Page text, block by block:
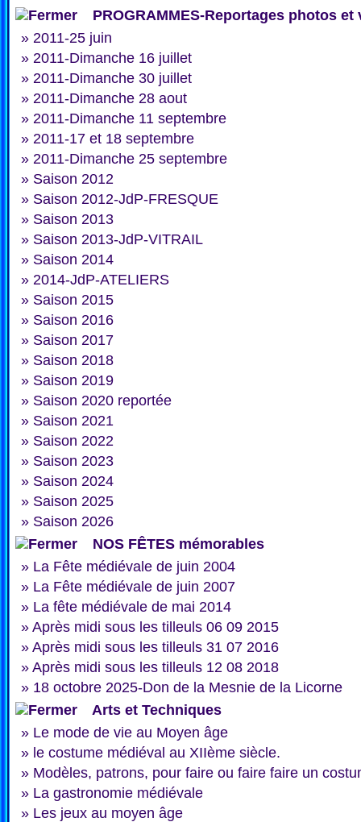
PROGRAMMES-Reportages photos et
» 2011-25 juin
» 2011-Dimanche 16 juillet
» 2011-Dimanche 30 juillet
» 2011-Dimanche 28 aout
» 2011-Dimanche 11 septembre
» 2011-17 et 18 septembre
» 2011-Dimanche 25 septembre
» Saison 2012
» Saison 2012-JdP-FRESQUE
» Saison 2013
» Saison 2013-JdP-VITRAIL
» Saison 2014
» 2014-JdP-ATELIERS
» Saison 2015
» Saison 2016
» Saison 2017
» Saison 2018
» Saison 2019
» Saison 2020 reportée
» Saison 2021
» Saison 2022
» Saison 2023
» Saison 2024
» Saison 2025
» Saison 2026
NOS FÊTES mémorables
» La Fête médiévale de juin 2004
» La Fête médiévale de juin 2007
» La fête médiévale de mai 2014
» Après midi sous les tilleuls 06 09 2015
» Après midi sous les tilleuls 31 07 2016
» Après midi sous les tilleuls 12 08 2018
» 18 octobre 2025-Don de la Mesnie de la Licorne
Arts et Techniques
» Le mode de vie au Moyen âge
» le costume médiéval au XIIème siècle.
» Modèles, patrons, pour faire ou faire faire un
» La gastronomie médiévale
» Les jeux au moyen âge